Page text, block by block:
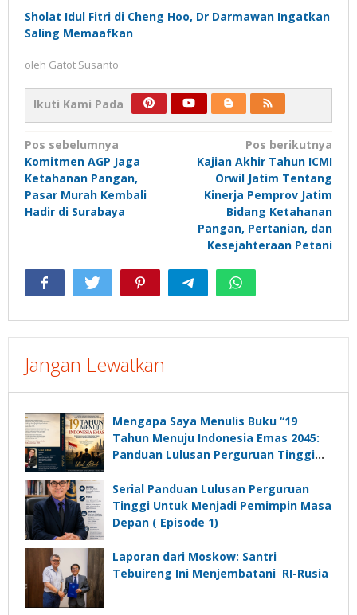
Sholat Idul Fitri di Cheng Hoo, Dr Darmawan Ingatkan
Saling Memaafkan
oleh Gatot Susanto
Ikuti Kami Pada
Navigasi
pos
Pos sebelumnya
Komitmen AGP Jaga
Ketahanan Pangan,
Pasar Murah Kembali
Hadir di Surabaya
Pos berikutnya
Kajian Akhir Tahun ICMI
Orwil Jatim Tentang
Kinerja Pemprov Jatim
Bidang Ketahanan
Pangan, Pertanian, dan
Kesejahteraan Petani
Jangan Lewatkan
Mengapa Saya Menulis Buku “19
Tahun Menuju Indonesia Emas 2045:
Panduan Lulusan Perguruan Tinggi
Depan”?
Serial Panduan Lulusan Perguruan
Tinggi Untuk Menjadi Pemimpin Masa
Depan ( Episode 1)
Laporan dari Moskow: Santri
Tebuireng Ini Menjembatani RI-Rusia